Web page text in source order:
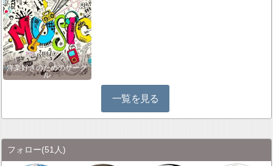
洋楽好きのためのサーク
ル
一覧を見る
フォロー(51人)